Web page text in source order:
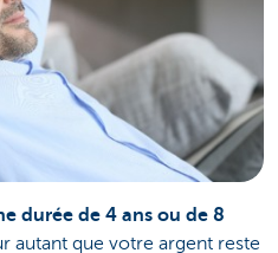
durée de 4 ans ou de 8
autant que votre argent reste